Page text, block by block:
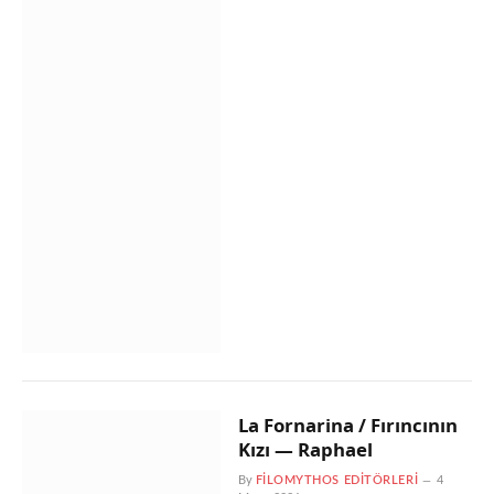
La Fornarina / Fırıncının
Kızı — Raphael
By FILOMYTHOS EDITÖRLERI
4